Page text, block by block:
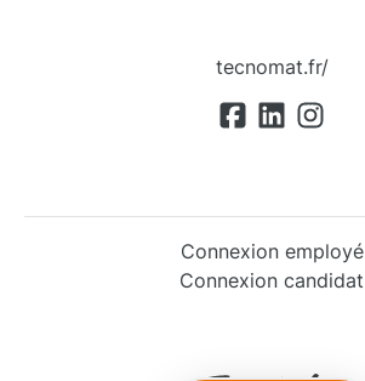
tecnomat.fr/
Connexion employé
Connexion candidat